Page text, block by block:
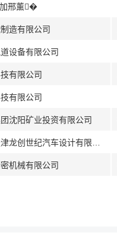
邢薰�
造有限公司
设备有限公司
有限公司
有限公司
沈阳矿业投资有限公司
机械有限公司